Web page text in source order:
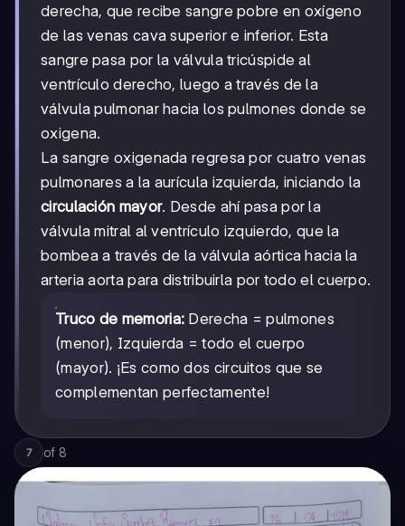
derecha, que recibe sangre pobre en oxígeno
de las venas cava superior e inferior. Esta
sangre pasa por la válvula tricúspide al
ventrículo derecho, luego a través de la
válvula pulmonar hacia los pulmones donde se
oxigena.
La sangre oxigenada regresa por cuatro venas
pulmonares a la aurícula izquierda, iniciando la
circulación mayor. Desde ahí pasa por la
válvula mitral al ventrículo izquierdo, que la
bombea a través de la válvula aórtica hacia la
arteria aorta para distribuirla por todo el cuerpo.
Truco de memoria: Derecha = pulmones
(menor), Izquierda = todo el cuerpo
(mayor). ¡Es como dos circuitos que se
complementan perfectamente!
7 of 8